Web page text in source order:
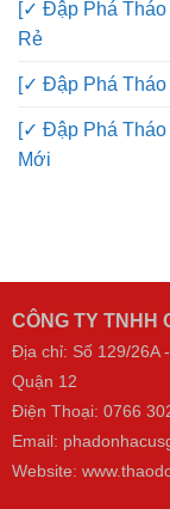
[✓ Đập Phá
Rẻ
[✓ Đập Phá
[✓ Đập Phá Tháo
Mới
CÔNG TY TNHH
Địa chỉ: Số 129/26A
Quận 12
Điện Thoại: 0766
Email:
Website: